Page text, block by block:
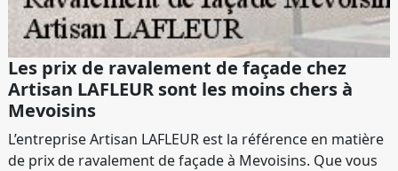
Les prix de ravalement de façade chez
Artisan LAFLEUR sont les moins chers à
Mevoisins
L’entreprise Artisan LAFLEUR est la référence en matière
de prix de ravalement de façade à Mevoisins. Que vous